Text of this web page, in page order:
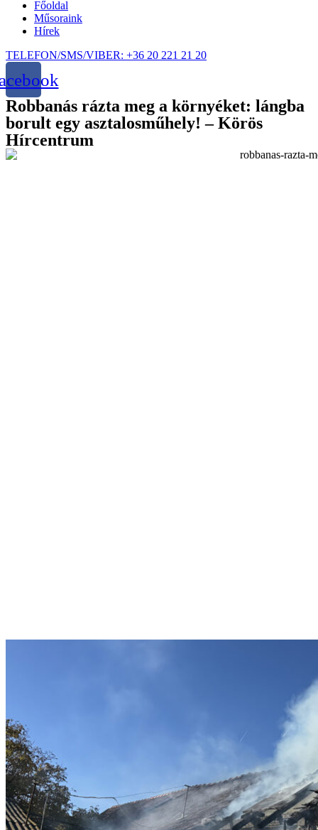
Főoldal
Műsoraink
Hírek
TELEFON/SMS/VIBER: +36 20 221 21 20
Robbanás rázta meg a környéket: lángba
borult egy asztalosműhely! – Körös
Hírcentrum